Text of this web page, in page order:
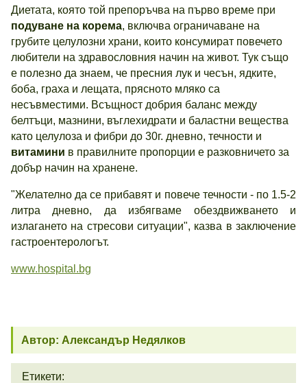
Диетата, която той препоръчва на първо време при
подуване на корема, включва ограничаване на
грубите целулозни храни, които консумират повечето
любители на здравословния начин на живот. Тук също
е полезно да знаем, че пресния лук и чесън, ядките,
боба, граха и лещата, прясното мляко са
несъвместими. Всъщност добрия баланс между
белтъци, мазнини, въглехидрати и баластни вещества
като целулоза и фибри до 30г. дневно, течности и
витамини в правилните пропорции е разковничето за
добър начин на хранене.
"Желателно да се прибавят и повече течности - по 1.5-2
литра дневно, да избягваме обездвижването и
излагането на стресови ситуации", казва в заключение
гастроентерологът.
www.hospital.bg
Автор: Александър Недялков
Етикети: